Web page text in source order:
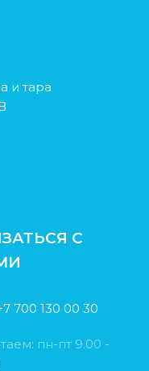
и тара
С
700 130 00 30
пн-пт 9.00 -